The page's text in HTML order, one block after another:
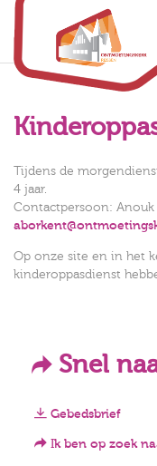
Tijdens de
4 jaar.
Contactpersoon: Anouk
Op onze site en in het
kinderoppasdienst
Snel
Gebedsbrief
Ik ben op zoek